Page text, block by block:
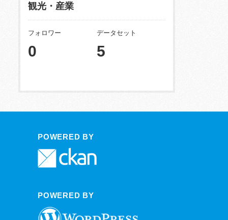
観光・産業
フォロワー
0
データセット
5
POWERED BY
POWERED BY